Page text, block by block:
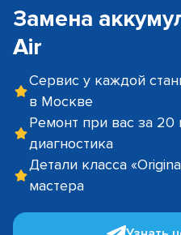
Замена
Air
Сервис у каждой
в Москве
Ремонт при вас за 20
диагностика
Детали класса
мастера